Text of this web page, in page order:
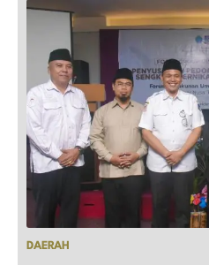
DAERAH